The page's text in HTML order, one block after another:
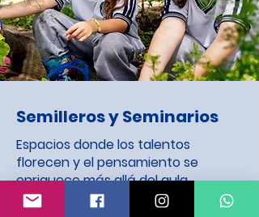
Semilleros y Seminarios
Espacios donde los talentos
florecen y el pensamiento se
enriquece más allá del aula.